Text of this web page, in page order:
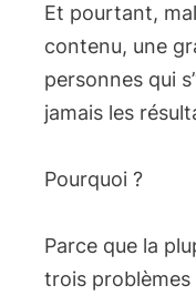
Et pourtant,
contenu, une
personnes qui
jamais les
Pourquoi ?
Parce que la
trois problèmes